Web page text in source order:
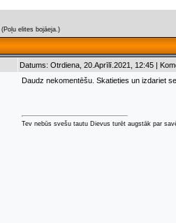
(Poļu elites bojāeja.)
Datums: Otrdiena, 20.Aprīlī.2021, 12:45 |
Daudz nekomentēšu. Skatieties un izdariet
Tev nebūs svešu tautu Dievus turēt augstāk par